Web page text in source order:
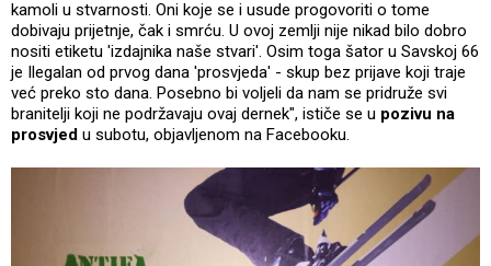
kamoli u stvarnosti. Oni koje se i usude progovoriti o tome
dobivaju prijetnje, čak i smrću. U ovoj zemlji nije nikad bilo dobro
nositi etiketu 'izdajnika naše stvari'. Osim toga šator u Savskoj 66
je Ilegalan od prvog dana 'prosvjeda' - skup bez prijave koji traje
već preko sto dana. Posebno bi voljeli da nam se pridruže svi
branitelji koji ne podržavaju ovaj dernek", ističe se u pozivu na
prosvjed u subotu, objavljenom na Facebooku.